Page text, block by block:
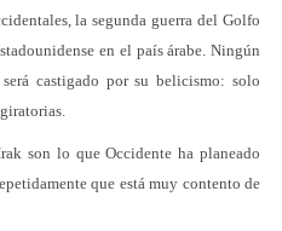
la segunda guerra del Golfo
en el país árabe. Ningún
castigado por su belicismo: solo
son lo que Occidente ha planeado
que está muy contento de